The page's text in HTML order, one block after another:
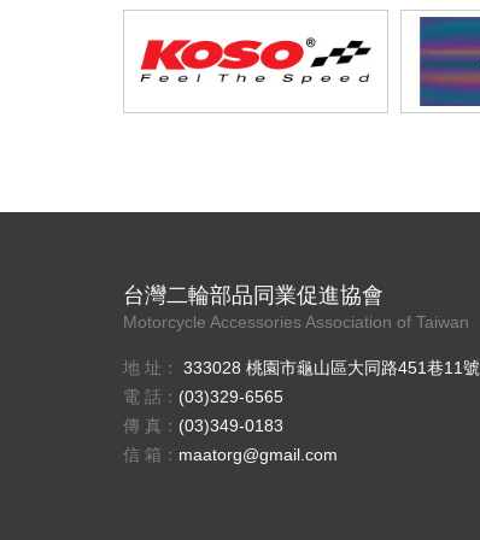
台灣二輪部品同業促進協會
Motorcycle Accessories Association of Taiwan
地 址：
333028 桃園市龜山區大同路451巷11號
電 話： (03)329-6565
傳 真： (03)349-0183
信 箱： maatorg@gmail.com